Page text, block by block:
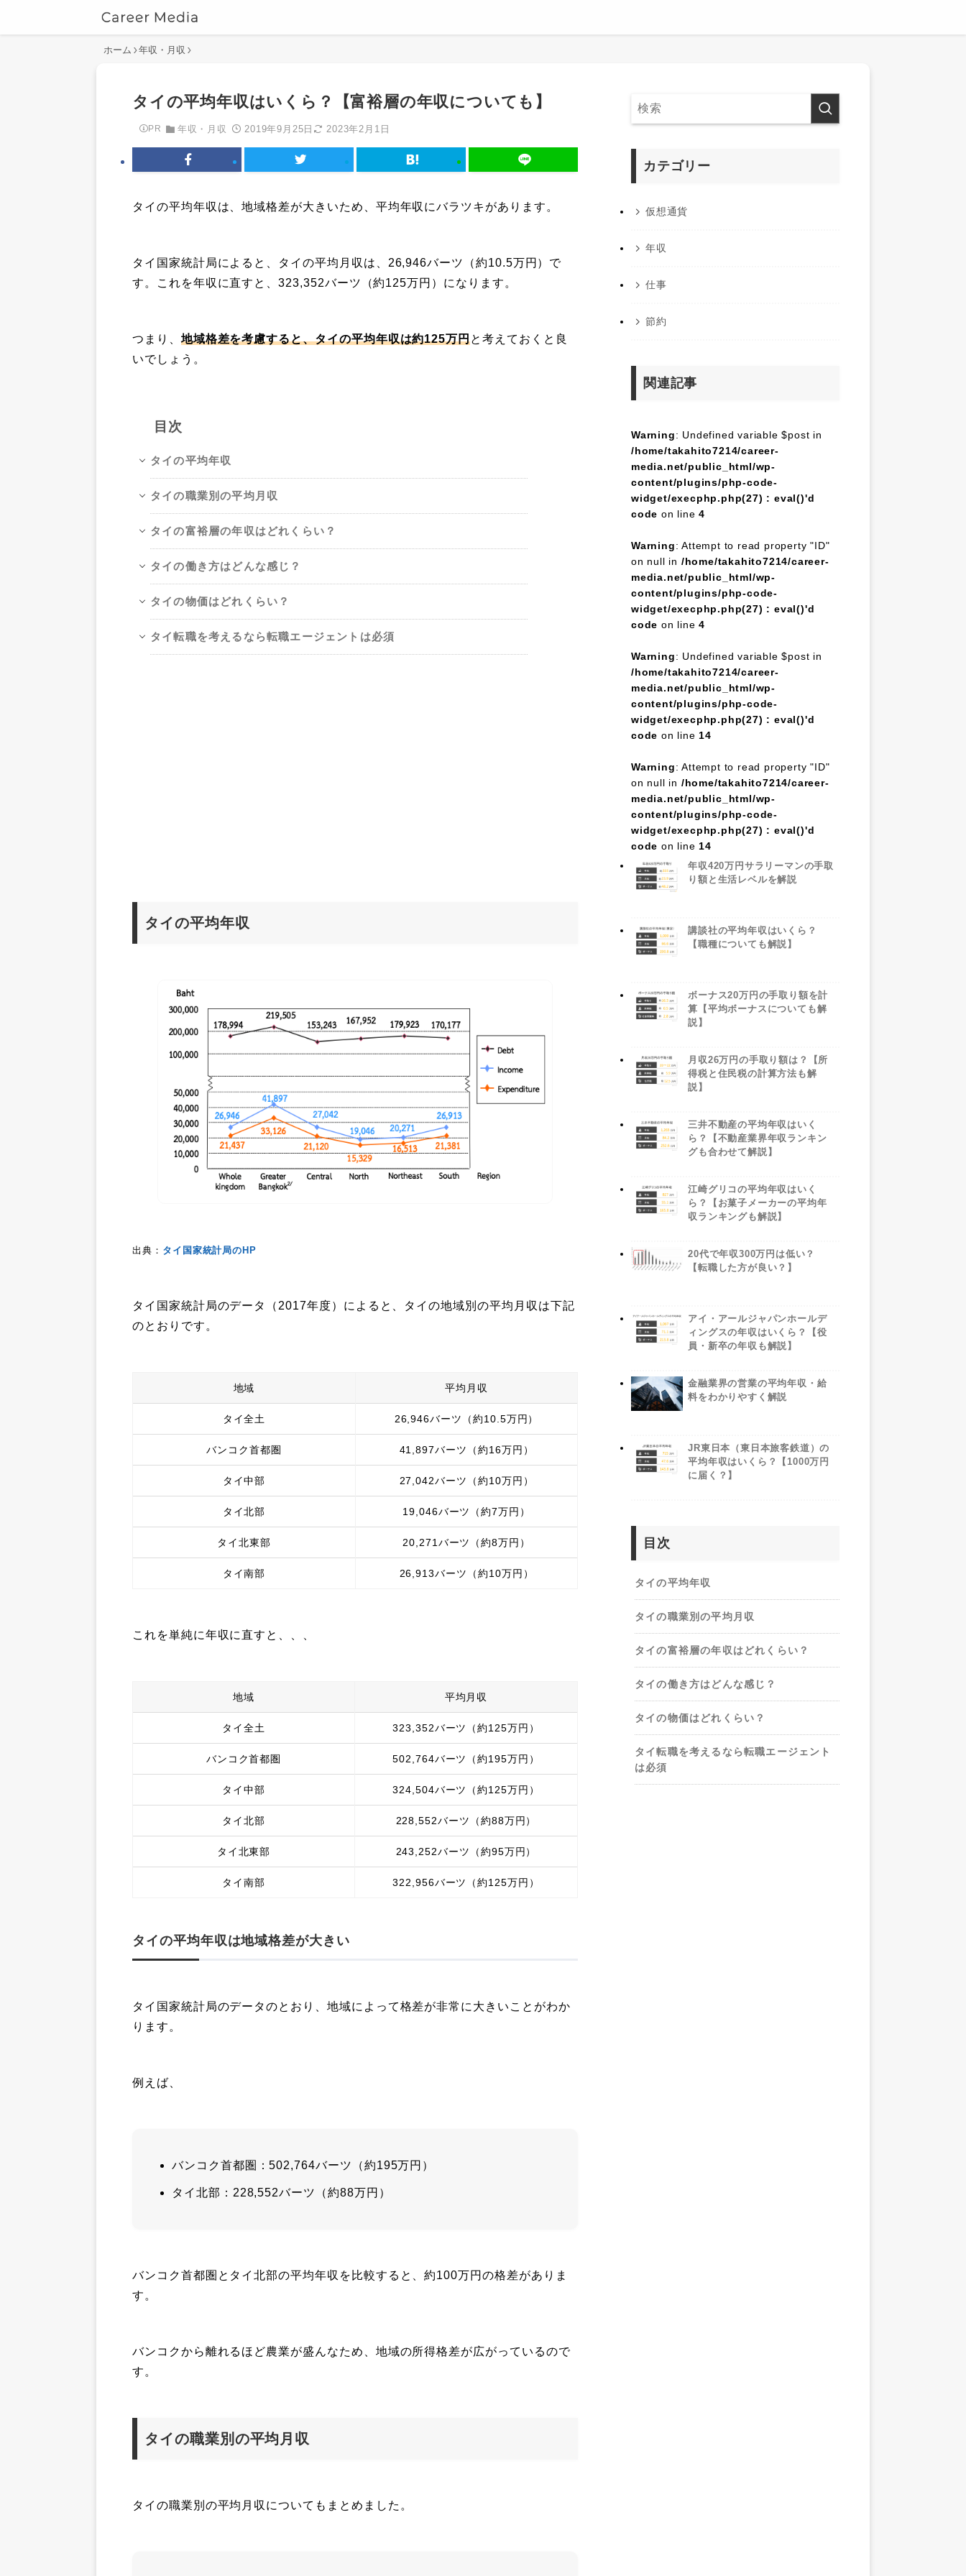
ホーム 年収・月収
タイの平均年収はいくら？【富裕層の年収についても】
PR 年収・月収 2019年9月25日 2023年2月1日
タイの平均年収は、地域格差が大きいため、平均年収にバラツキがあります。
タイ国家統計局によると、タイの平均月収は、26,946バーツ（約10.5万円）で
す。これを年収に直すと、323,352バーツ（約125万円）になります。
つまり、 地域格差を考慮すると、タイの平均年収は約125万円と考えておくと良
いでしょう。
目次
タイの平均年収
タイの職業別の平均月収
タイの富裕層の年収はどれくらい？
タイの働き方はどんな感じ？
タイの物価はどれくらい？
タイ転職を考えるなら転職エージェントは必須
タイの平均年収
出典： タイ国家統計局のHP
タイ国家統計局のデータ（2017年度）によると、タイの地域別の平均月収は下記
のとおりです。
地域 平均月収
タイ全土 26,946バーツ（約10.5万円）
バンコク首都圏 41,897バーツ（約16万円）
タイ中部 27,042バーツ（約10万円）
タイ北部 19,046バーツ（約7万円）
タイ北東部 20,271バーツ（約8万円）
タイ南部 26,913バーツ（約10万円）
これを単純に年収に直すと、、、
地域 平均月収
タイ全土 323,352バーツ（約125万円）
バンコク首都圏 502,764バーツ（約195万円）
タイ中部 324,504バーツ（約125万円）
タイ北部 228,552バーツ（約88万円）
タイ北東部 243,252バーツ（約95万円）
タイ南部 322,956バーツ（約125万円）
タイの平均年収は地域格差が大きい
タイ国家統計局のデータのとおり、地域によって格差が非常に大きいことがわか
ります。
例えば、
バンコク首都圏：502,764バーツ（約195万円）
タイ北部：228,552バーツ（約88万円）
バンコク首都圏とタイ北部の平均年収を比較すると、約100万円の格差がありま
す。
バンコクから離れるほど農業が盛んなため、地域の所得格差が広がっているので
す。
タイの職業別の平均月収
タイの職業別の平均月収についてもまとめました。
カテゴリー
仮想通貨
年収
仕事
節約
関連記事
Warning: Undefined variable $post in
/home/takahito7214/career-
media.net/public_html/wp-
content/plugins/php-code-
widget/execphp.php(27) : eval()'d
code on line4
Warning: Attempt to read property "ID"
on null in /home/takahito7214/career-
media.net/public_html/wp-
content/plugins/php-code-
widget/execphp.php(27) : eval()'d
code on line4
Warning: Undefined variable $post in
/home/takahito7214/career-
media.net/public_html/wp-
content/plugins/php-code-
widget/execphp.php(27) : eval()'d
code on line 14
Warning: Attempt to read property "ID"
on null in /home/takahito7214/career-
media.net/public_html/wp-
content/plugins/php-code-
widget/execphp.php(27) : eval()'d
code on line 14
年収420万円サラリーマンの手取
り額と生活レベルを解説
講談社の平均年収はいくら？
【職種についても解説】
ボーナス20万円の手取り額を計
算【平均ボーナスについても解
説】
月収26万円の手取り額は？【所
得税と住民税の計算方法も解
説】
三井不動産の平均年収はいく
ら？【不動産業界年収ランキン
グも合わせて解説】
江崎グリコの平均年収はいく
ら？【お菓子メーカーの平均年
収ランキングも解説】
20代で年収300万円は低い？
【転職した方が良い？】
アイ・アールジャパンホールデ
ィングスの年収はいくら？【役
員・新卒の年収も解説】
金融業界の営業の平均年収・給
料をわかりやすく解説
JR東日本（東日本旅客鉄道）の
平均年収はいくら？【1000万円
に届く？】
目次
タイの平均年収
タイの職業別の平均月収
タイの富裕層の年収はどれくらい？
タイの働き方はどんな感じ？
タイの物価はどれくらい？
タイ転職を考えるなら転職エージェント
は必須